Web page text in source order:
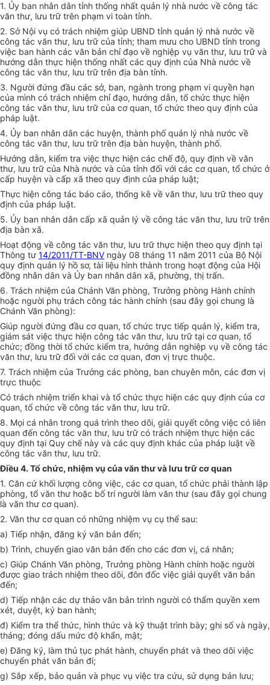
1. Ủy ban nhân dân tỉnh thống nhất quản lý nhà nước về công tác
văn thư, lưu trữ trên phạm vi toàn tỉnh.
2. Sở Nội vụ có trách nhiệm giúp UBND tỉnh quản lý nhà nước về
công tác văn thư, lưu trữ của tỉnh; tham mưu cho UBND tỉnh trong
việc ban hành các văn bản chỉ đạo về nghiệp vụ văn thư, lưu trữ và
hướng dẫn thực hiện thống nhất các quy định của Nhà nước về
công tác văn thư, lưu trữ trên địa bàn tỉnh.
3. Người đứng đầu các sở, ban, ngành trong phạm vi quyền hạn
của mình có trách nhiệm chỉ đạo, hướng dẫn, tổ chức thực hiện
công tác văn thư, lưu trữ của cơ quan, tổ chức theo quy định của
pháp luật.
4. Ủy ban nhân dân các huyện, thành phố quản lý nhà nước về
công tác văn thư, lưu trữ trên địa bàn huyện, thành phố.
Hướng dẫn, kiểm tra việc thực hiện các chế độ, quy định về văn
thư, lưu trữ của Nhà nước và của tỉnh đối với các cơ quan, tổ chức ở
cấp huyện và cấp xã theo quy định của pháp luật;
Thực hiện công tác báo cáo, thống kê về văn thư, lưu trữ theo quy
định của pháp luật.
5. Ủy ban nhân dân cấp xã quản lý về công tác văn thư, lưu trữ trên
địa bàn xã.
Hoạt động về công tác văn thư, lưu trữ thực hiện theo quy định tại
Thông tư 14/2011/TT-BNV ngày 08 tháng 11 năm 2011 của Bộ Nội
quy định quản lý hồ sơ, tài liệu hình thành trong hoạt động của Hội
đồng nhân dân và Ủy ban nhân dân xã, phường, thị trấn.
6. Trách nhiệm của Chánh Văn phòng, Trưởng phòng Hành chính
hoặc người phụ trách công tác hành chính (sau đây gọi chung là
Chánh Văn phòng):
Giúp người đứng đầu cơ quan, tổ chức trực tiếp quản lý, kiểm tra,
giám sát việc thực hiện công tác văn thư, lưu trữ tại cơ quan, tổ
chức; đồng thời tổ chức kiểm tra, hướng dẫn nghiệp vụ về công tác
văn thư, lưu trữ đối với các cơ quan, đơn vị trực thuộc.
7. Trách nhiệm của Trưởng các phòng, ban chuyên môn, các đơn vị
trực thuộc
Có trách nhiệm triển khai và tổ chức thực hiện các quy định của cơ
quan, tổ chức về công tác văn thư, lưu trữ.
8. Mọi cá nhân trong quá trình theo dõi, giải quyết công việc có liên
quan đến công tác văn thư, lưu trữ có trách nhiệm thực hiện các
quy định tại Quy chế này và các quy định khác của pháp luật về
công tác văn thư, lưu trữ.
Điều 4. Tổ chức, nhiệm vụ của văn thư và lưu trữ cơ quan
1. Căn cứ khối lượng công việc, các cơ quan, tổ chức phải thành lập
phòng, tổ văn thư hoặc bố trí người làm văn thư (sau đây gọi chung
là văn thư cơ quan).
2. Văn thư cơ quan có những nhiệm vụ cụ thể sau:
a) Tiếp nhận, đăng ký văn bản đến;
b) Trình, chuyển giao văn bản đến cho các đơn vị, cá nhân;
c) Giúp Chánh Văn phòng, Trưởng phòng Hành chính hoặc người
được giao trách nhiệm theo dõi, đôn đốc việc giải quyết văn bản
đến;
d) Tiếp nhận các dự thảo văn bản trình người có thẩm quyền xem
xét, duyệt, ký ban hành;
đ) Kiểm tra thể thức, hình thức và kỹ thuật trình bày; ghi sốvà ngày,
tháng; đóng dấu mức độ khẩn, mật;
e) Đăng ký, làm thủ tục phát hành, chuyển phát và theo dõi việc
chuyển phát văn bản đi;
g) Sắp xếp, bảo quản và phục vụ việc tra cứu, sử dụng bản lưu;